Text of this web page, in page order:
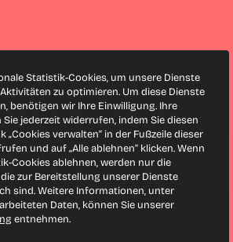
Statistik-Cookies, um unsere Dienste
zu optimieren. Um diese Dienste
benötigen wir Ihre Einwilligung. Ihre
jederzeit widerrufen, indem Sie diesen
„Cookies verwalten“ in der Fußzeile dieser
und auf „Alle ablehnen“ klicken. Wenn
Cookies ablehnen, werden nur die
zur Bereitstellung unserer Dienste
sind. Weitere Informationen, unter
Daten, können Sie unserer
entnehmen.